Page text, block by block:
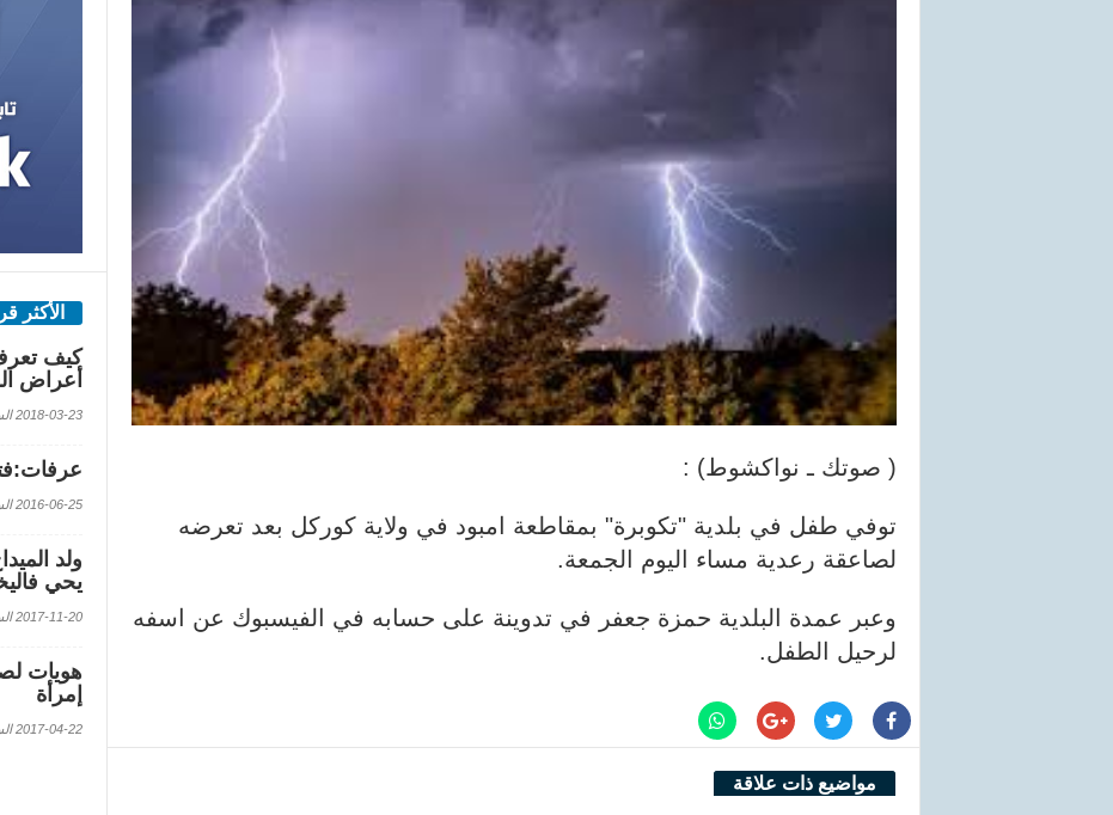
( صوتك ـ نواكشوط) :
توفي طفل في بلدية "تكوبرة" بمقاطعة امبود في ولاية كوركل بعد تعرضه
لصاعقة رعدية مساء اليوم الجمعة.
وعبر عمدة البلدية حمزة جعفر في تدوينة على حسابه في الفيسبوك عن اسفه
لرحيل الطفل.
مواضيع ذات علاقة
الأكثر
كيف
أعراض
2018-03-23 الساعة 21:46
2016-06-25 الساعة 23:51
ولد
يحي
2017-11-20 الساعة 12:23
إمرأة
2017-04-22 الساعة 00:10